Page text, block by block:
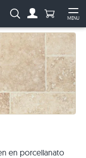
MENU
Zoeken: Aantal
en porcellanato